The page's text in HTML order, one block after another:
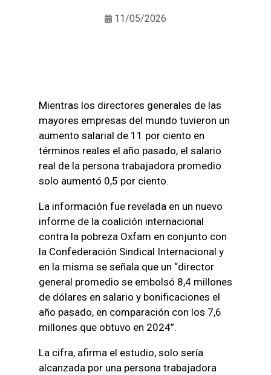
11/05/2026
Mientras los directores generales de las
mayores empresas del mundo tuvieron un
aumento salarial de 11 por ciento en
términos reales el año pasado, el salario
real de la persona trabajadora promedio
solo aumentó 0,5 por ciento.
La información fue revelada en un nuevo
informe de la coalición internacional
contra la pobreza Oxfam en conjunto con
la Confederación Sindical Internacional y
en la misma se señala que un “director
general promedio se embolsó 8,4 millones
de dólares en salario y bonificaciones el
año pasado, en comparación con los 7,6
millones que obtuvo en 2024”.
La cifra, afirma el estudio, solo sería
alcanzada por una persona trabajadora